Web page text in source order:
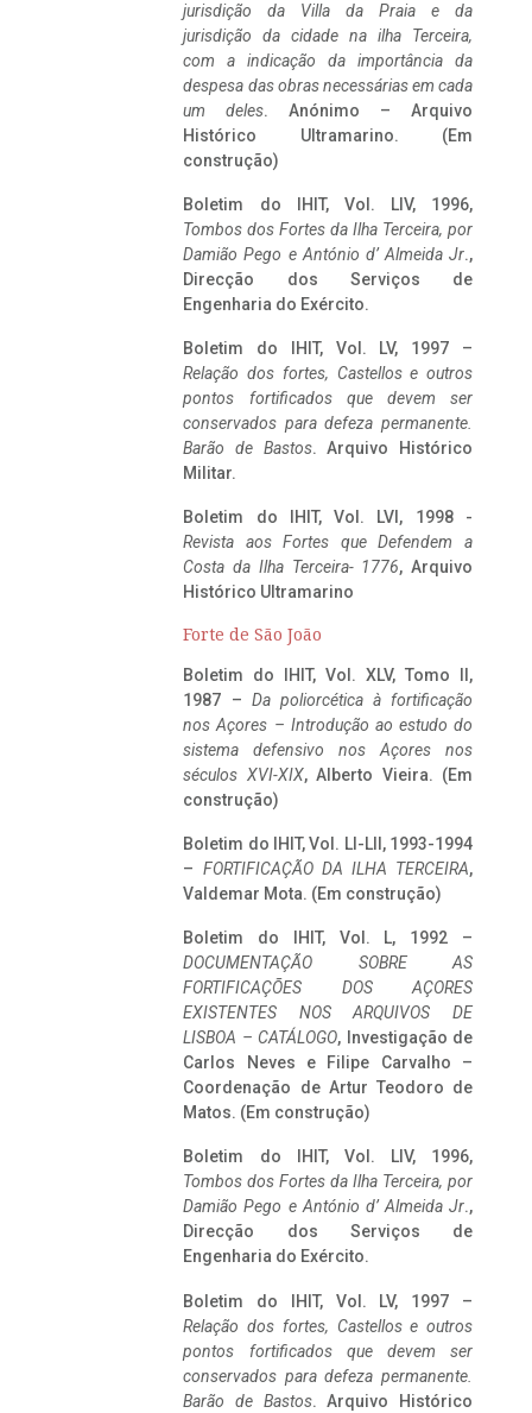
jurisdição da Villa da Praia e da
jurisdição da cidade na ilha Terceira,
com a indicação da importância da
despesa das obras necessárias em cada
um deles. Anónimo – Arquivo
Histórico Ultramarino. (Em
construção)
Boletim do IHIT, Vol. LIV, 1996,
Tombos dos Fortes da Ilha Terceira, por
Damião Pego e António d’ Almeida Jr.,
Direcção dos Serviços de
Engenharia do Exército.
Boletim do IHIT, Vol. LV, 1997 –
Relação dos fortes, Castellos e outros
pontos fortificados que devem ser
conservados para defeza permanente.
Barão de Bastos. Arquivo Histórico
Militar.
Boletim do IHIT, Vol. LVI, 1998 -
Revista aos Fortes que Defendem a
Costa da Ilha Terceira- 1776, Arquivo
Histórico Ultramarino
Forte de São João
Boletim do IHIT, Vol. XLV, Tomo II,
1987 – Da poliorcética à fortificação
nos Açores – Introdução ao estudo do
sistema defensivo nos Açores nos
séculos XVI-XIX, Alberto Vieira. (Em
construção)
Boletim do IHIT, Vol. LI-LII, 1993-1994
– FORTIFICAÇÃO DA ILHA TERCEIRA,
Valdemar Mota. (Em construção)
Boletim do IHIT, Vol. L, 1992 –
DOCUMENTAÇÃO SOBRE AS
FORTIFICAÇÕES DOS AÇORES
EXISTENTES NOS ARQUIVOS DE
LISBOA – CATÁLOGO, Investigação de
Carlos Neves e Filipe Carvalho –
Coordenação de Artur Teodoro de
Matos. (Em construção)
Boletim do IHIT, Vol. LIV, 1996,
Tombos dos Fortes da Ilha Terceira, por
Damião Pego e António d’ Almeida Jr.,
Direcção dos Serviços de
Engenharia do Exército.
Boletim do IHIT, Vol. LV, 1997 –
Relação dos fortes, Castellos e outros
pontos fortificados que devem ser
conservados para defeza permanente.
Barão de Bastos. Arquivo Histórico